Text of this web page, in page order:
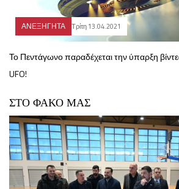
ΑΝΕΞΗΓΗΤΑ Τρίτη 13.04.2021
Το Πεντάγωνο παραδέχεται την ύπαρξη
UFO!
ΣΤΟ ΦΑΚΟ ΜΑΣ